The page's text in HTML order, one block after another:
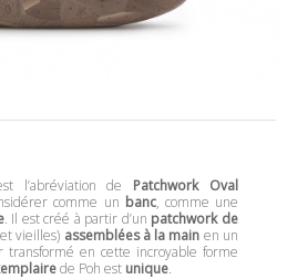
l’abréviation de Patchwork Oval
comme un banc, comme une
. Il est créé à partir d’un patchwork de
vieilles) assemblées à la main en un
transformé en cette incroyable forme
de Poh est unique.